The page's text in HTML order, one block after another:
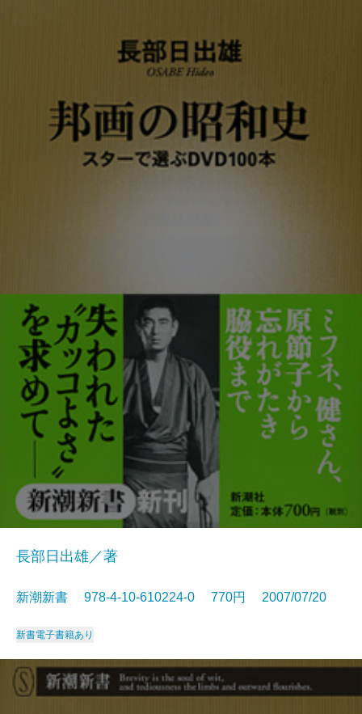
長部日出雄／著
新潮新書 978-4-10-610224-0 770円 2007/07/20
新書電子書籍あり